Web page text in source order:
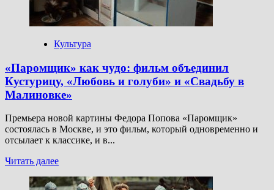
три
сказки
Культура
«Паромщик» как чудо: фильм объединил
Кустурицу, «Любовь и голуби» и «Свадьбу в
Малиновке»
Премьера новой картины Федора Попова «Паромщик»
состоялась в Москве, и это фильм, который одновременно и
отсылает к классике, и в...
Читать далееПрочитать